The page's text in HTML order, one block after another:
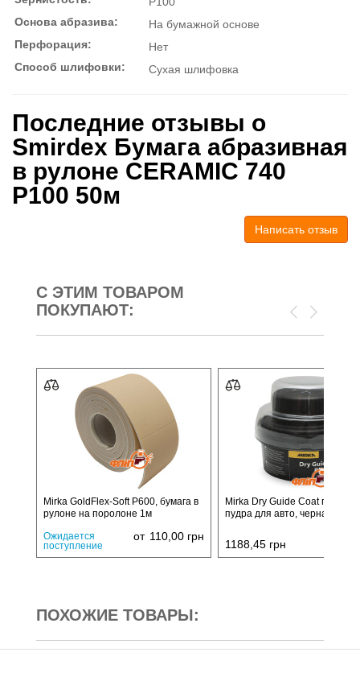
Основа абразива:
На бумажной основе
Перфорация:
Нет
Способ шлифовки:
Сухая шлифовка
Последние отзывы о
Smirdex Бумага абразивная
в рулоне CERAMIC 740
P100 50м
Написать отзыв
С ЭТИМ ТОВАРОМ
ПОКУПАЮТ:
Mirka GoldFlex-Soft P600, бумага в
рулоне на поролоне 1м
Ожидается
поступление
от 110,00 грн
Mirka Dry Guide Coat
пудра для авто, черная, 100г
1188,45 грн
ПОХОЖИЕ ТОВАРЫ: